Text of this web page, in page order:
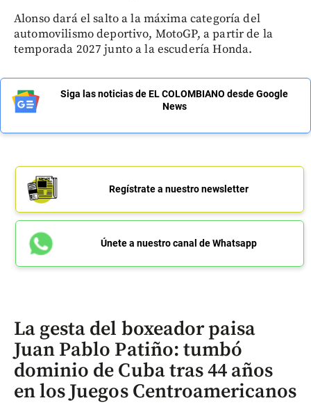
Alonso dará el salto a la máxima categoría del
automovilismo deportivo, MotoGP, a partir de la
temporada 2027 junto a la escudería Honda.
Siga las noticias de EL COLOMBIANO desde Google
News
Regístrate a nuestro newsletter
Únete a nuestro canal de Whatsapp
La gesta del boxeador paisa
Juan Pablo Patiño: tumbó
dominio de Cuba tras 44 años
en los Juegos Centroamericanos